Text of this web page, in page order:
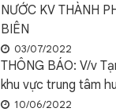
NƯỚC KV THÀNH
BIÊN
03/07/2022
THÔNG BÁO: V/v
khu vực trung tâm
10/06/2022